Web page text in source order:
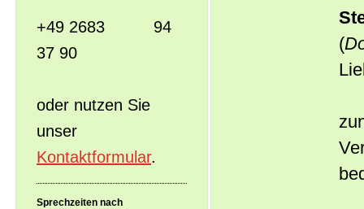
+49 2683 94
37 90
oder nutzen Sie
unser
Kontaktformular.
Sprechzeiten nach
(